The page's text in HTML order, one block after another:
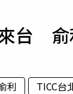
專欄
勢力
台 俞
利 TICC台